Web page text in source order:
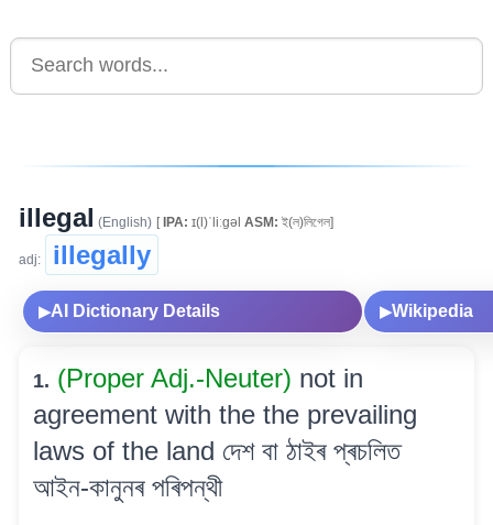
illegal (English) [IPA: ɪ(l)ˈliːgəl ASM: ই(ল)লিগেল]
adj: illegally
▶AI Dictionary Details ▶Wikipedia
1. (Proper Adj.-Neuter) not in
agreement with the the prevailing
laws of the land দেশ বা ঠাইৰ প্ৰচলিত
আইন-কানুনৰ পৰিপন্থী